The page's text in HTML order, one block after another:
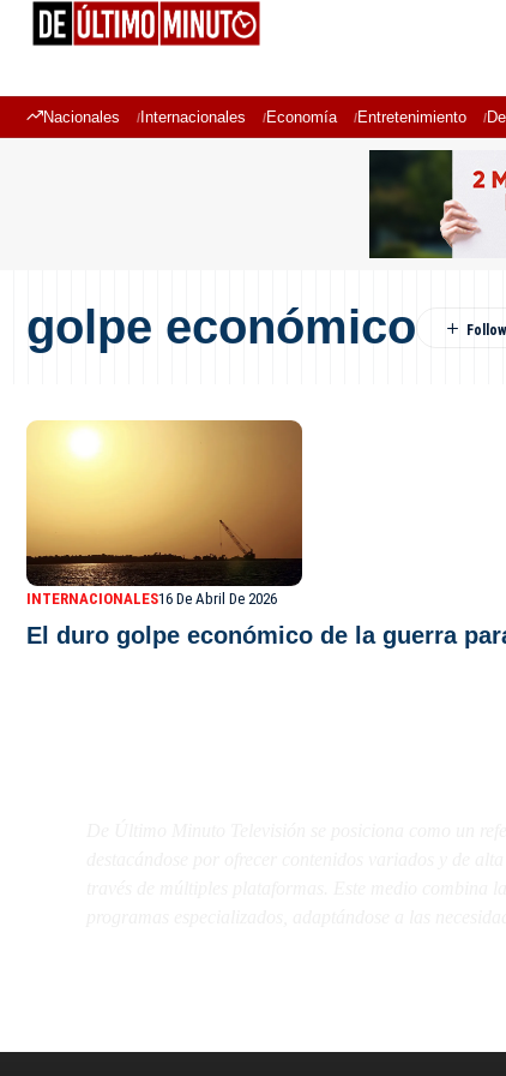
Nacionales Internacionales Economía Entretenimiento
golpe económico
INTERNACIONALES16 De Abril De 2026
El duro golpe económico de la guerra